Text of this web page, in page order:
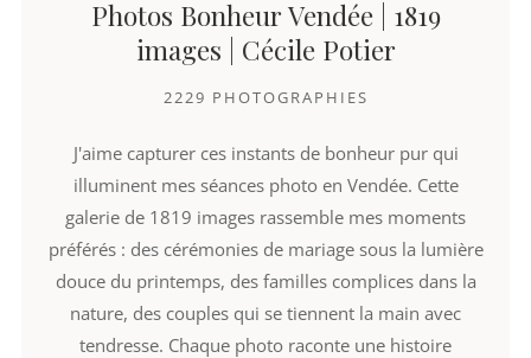
Photos Bonheur Vendée | 1819
images | Cécile Potier
2229 PHOTOGRAPHIES
J'aime capturer ces instants de bonheur pur qui
illuminent mes séances photo en Vendée. Cette
galerie de 1819 images rassemble mes moments
préférés : des cérémonies de mariage sous la lumière
douce du printemps, des familles complices dans la
nature, des couples qui se tiennent la main avec
tendresse. Chaque photo raconte une histoire